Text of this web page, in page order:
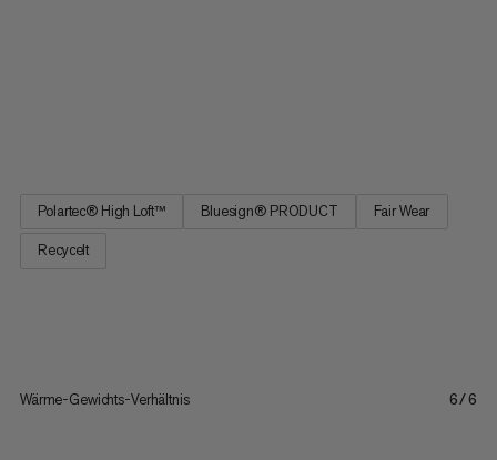
Polartec® High Loft™ Bluesign® PRODUCT Fair Wear
Recycelt
Wärme-Gewichts-Verhältnis 6/6